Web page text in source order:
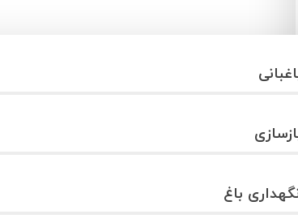
باغ